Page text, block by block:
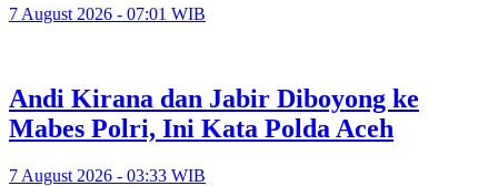
7 August 2026 - 07:01 WIB
Andi Kirana dan Jabir Diboyong ke
Mabes Polri, Ini Kata Polda Aceh
7 August 2026 - 03:33 WIB